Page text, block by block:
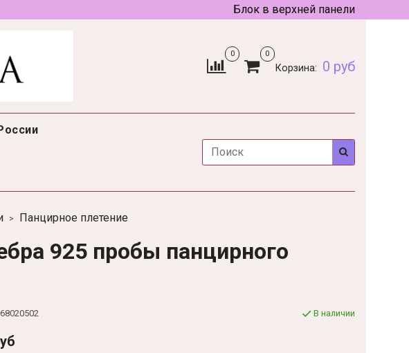
Блок в верхней панели
0 0
Корзина: 0 руб
Панцирное плетение
925 пробы панцирного
В наличии